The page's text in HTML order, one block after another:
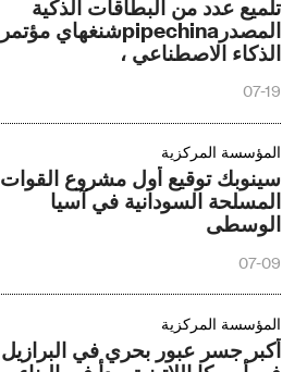
تلميع عدد من البطاقات الذكية
المصدرpipechinaشنغهاي مؤتمر
الذكاء الاصطناعي ،
07-19
المؤسسة المركزية
سينوبك توقيع أول مشروع القوات
المسلحة السودانية في آسيا
الوسطى
07-09
المؤسسة المركزية
أكبر جسر عبور بحري في البرازيل